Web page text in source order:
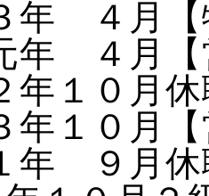
年 ４月
年 ４月【
年１０月
年１０月
年 ９月